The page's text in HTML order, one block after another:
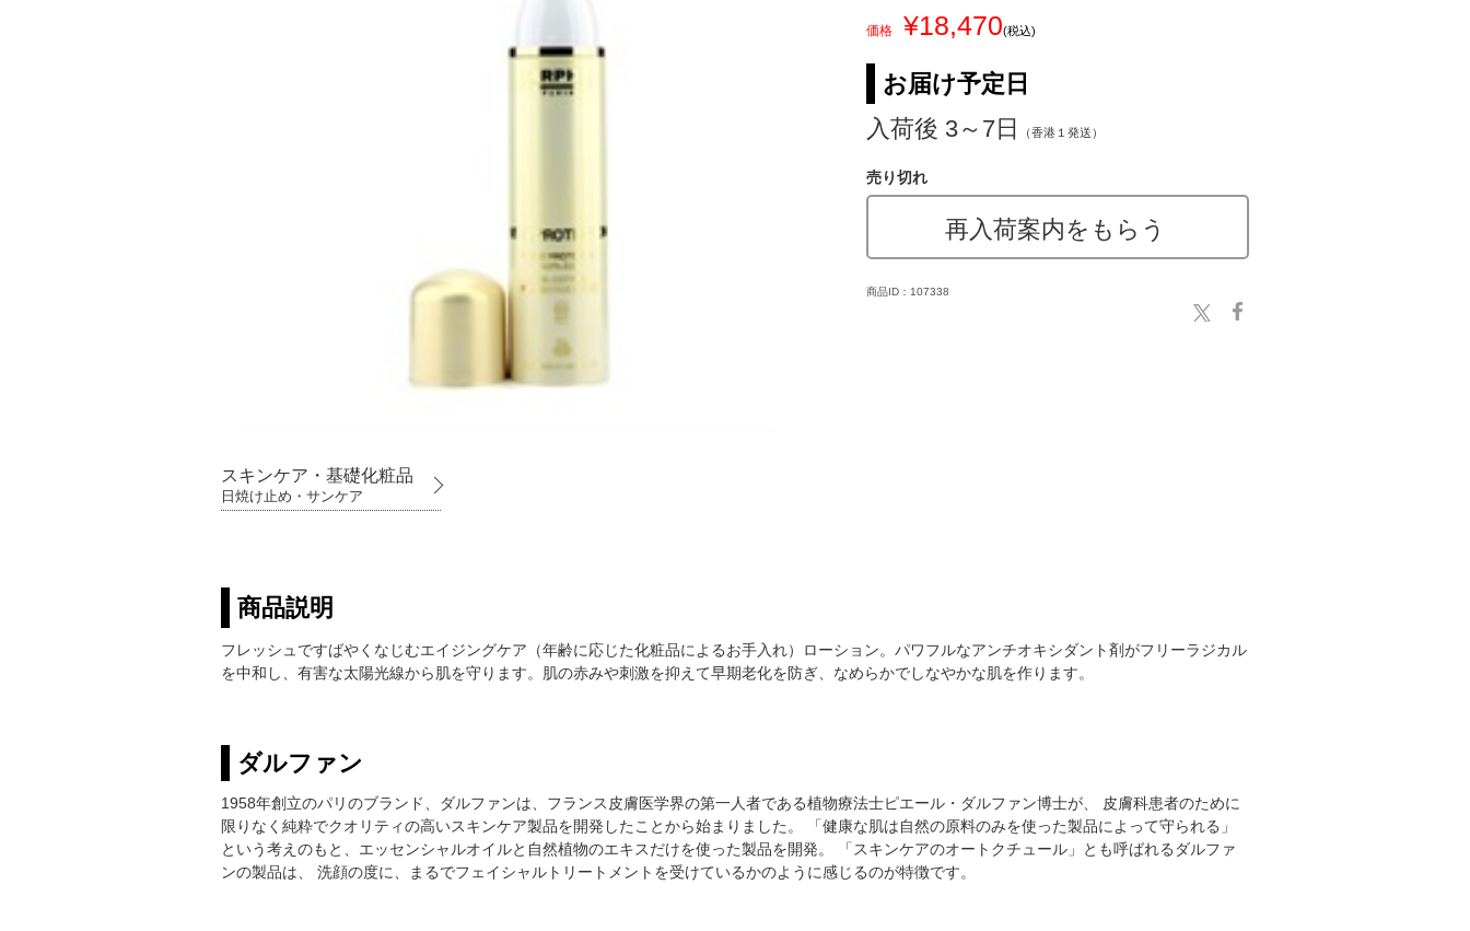
スキンケア・基礎化粧品
日焼け止め・サンケア
価格 ¥18,470(税込)
お届け予定日
入荷後 3～7日
（香港１発送）
売り切れ
再入荷案内をもらう
商品ID：107338
商品説明
フレッシュですばやくなじむエイジングケア（年齢に応じた化粧品によるお手入れ）ローション。パワフルなアンチオキシダント剤がフリーラジカル
を中和し、有害な太陽光線から肌を守ります。肌の赤みや刺激を抑えて早期老化を防ぎ、なめらかでしなやかな肌を作ります。
ダルファン
1958年創立のパリのブランド、ダルファンは、フランス皮膚医学界の第一人者である植物療法士ピエール・ダルファン博士が、 皮膚科患者のために
限りなく純粋でクオリティの高いスキンケア製品を開発したことから始まりました。 「健康な肌は自然の原料のみを使った製品によって守られる」
という考えのもと、エッセンシャルオイルと自然植物のエキスだけを使った製品を開発。 「スキンケアのオートクチュール」とも呼ばれるダルファ
ンの製品は、 洗顔の度に、まるでフェイシャルトリートメントを受けているかのように感じるのが特徴です。